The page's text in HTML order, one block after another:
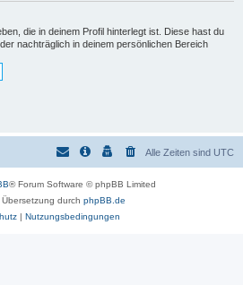
die in deinem Profil hinterlegt ist. Diese hast du
nachträglich in deinem persönlichen Bereich
Alle Zeiten sind UTC
® Forum Software © phpBB Limited
durch phpBB.de
| Nutzungsbedingungen